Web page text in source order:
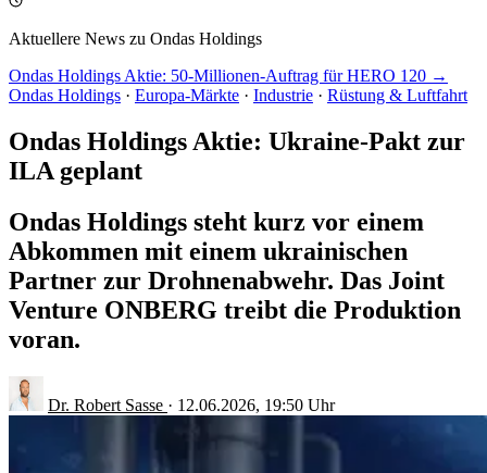
Aktuellere News zu Ondas Holdings
Ondas Holdings Aktie: 50-Millionen-Auftrag für HERO 120 →
Ondas Holdings · Europa-Märkte · Industrie · Rüstung & Luftfahrt
Ondas Holdings Aktie: Ukraine-Pakt zur
ILA geplant
Ondas Holdings steht kurz vor einem
Abkommen mit einem ukrainischen
Partner zur Drohnenabwehr. Das Joint
Venture ONBERG treibt die Produktion
voran.
Dr. Robert Sasse · 12.06.2026, 19:50 Uhr